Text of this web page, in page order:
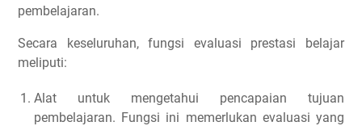
pembelajaran.
Secara keseluruhan, fungsi evaluasi prestasi belajar
meliputi:
Alat untuk mengetahui pencapaian tujuan
pembelajaran. Fungsi ini memerlukan evaluasi yang